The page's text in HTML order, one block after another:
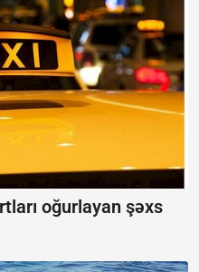
oğurlayan şəxs